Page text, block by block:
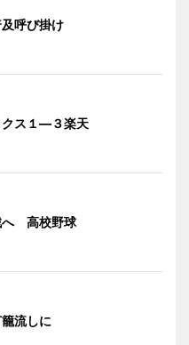
及呼び掛け
クス１―３楽天
へ 高校野球
流しに